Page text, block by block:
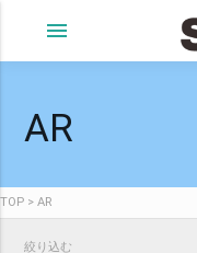
menu
AR
TOP AR
絞り込む